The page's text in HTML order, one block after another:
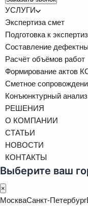
УСЛУГИ
Экспертиза смет
Подготовка к
Составление
Расчёт объёмов работ
Формирование актов
Сметное
Конъюнктурный
РЕШЕНИЯ
О КОМПАНИИ
СТАТЬИ
НОВОСТИ
КОНТАКТЫ
Выберите ваш
×
МоскваСанкт-Петербург